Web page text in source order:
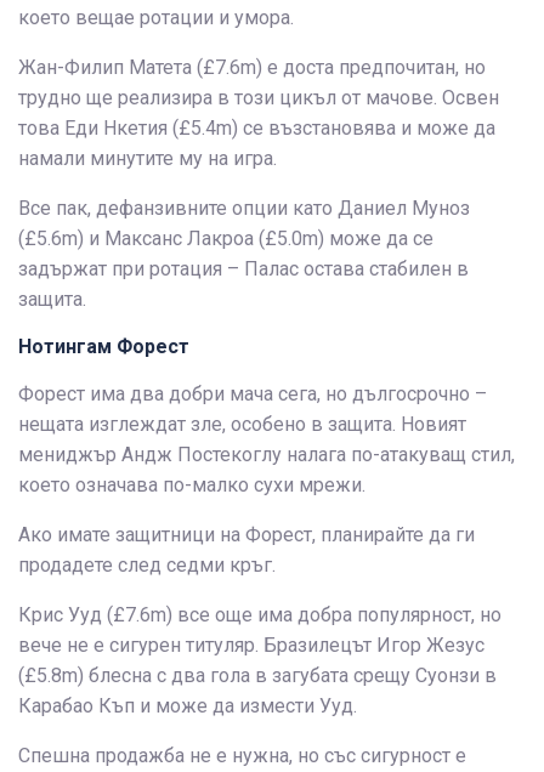
което вещае ротации и умора.
Жан-Филип Матета (£7.6m) е доста предпочитан, но
трудно ще реализира в този цикъл от мачове. Освен
това Еди Нкетия (£5.4m) се възстановява и може да
намали минутите му на игра.
Все пак, дефанзивните опции като Даниел Муноз
(£5.6m) и Максанс Лакроа (£5.0m) може да се
задържат при ротация – Палас остава стабилен в
защита.
Нотингам Форест
Форест има два добри мача сега, но дългосрочно –
нещата изглеждат зле, особено в защита. Новият
мениджър Андж Постекоглу налага по-атакуващ стил,
което означава по-малко сухи мрежи.
Ако имате защитници на Форест, планирайте да ги
продадете след седми кръг.
Крис Ууд (£7.6m) все още има добра популярност, но
вече не е сигурен титуляр. Бразилецът Игор Жезус
(£5.8m) блесна с два гола в загубата срещу Суонзи в
Карабао Къп и може да измести Ууд.
Спешна продажба не е нужна, но със сигурност е